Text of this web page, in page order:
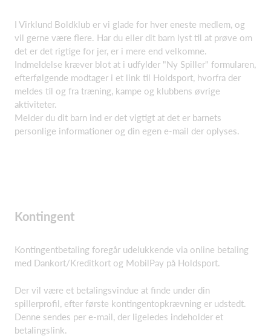
I Virklund Boldklub er vi glade for hver eneste medlem, og
vil gerne være flere. Har du eller dit barn lyst til at prøve om
det er det rigtige for jer, er i mere end velkomne.
Indmeldelse kræver blot at i udfylder "Ny Spiller" formularen,
efterfølgende modtager i et link til Holdsport, hvorfra der
meldes til og fra træning, kampe og klubbens øvrige
aktiviteter.
Melder du dit barn ind er det vigtigt at det er barnets
personlige informationer og din egen e-mail der oplyses.
Kontingent
Kontingentbetaling foregår udelukkende via online betaling
med Dankort/Kreditkort og MobilPay på Holdsport.
Der vil være et betalingsvindue at finde under din
spillerprofil, efter første kontingentopkrævning er udstedt.
Denne sendes per e-mail, der ligeledes indeholder et
betalingslink.